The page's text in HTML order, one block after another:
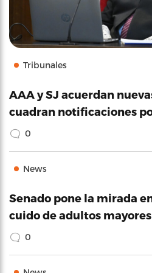
Tribunales
AAA y SJ acuerdan
cuadran notificaciones
0
News
Senado pone la mirada
cuido de adultos mayores
0